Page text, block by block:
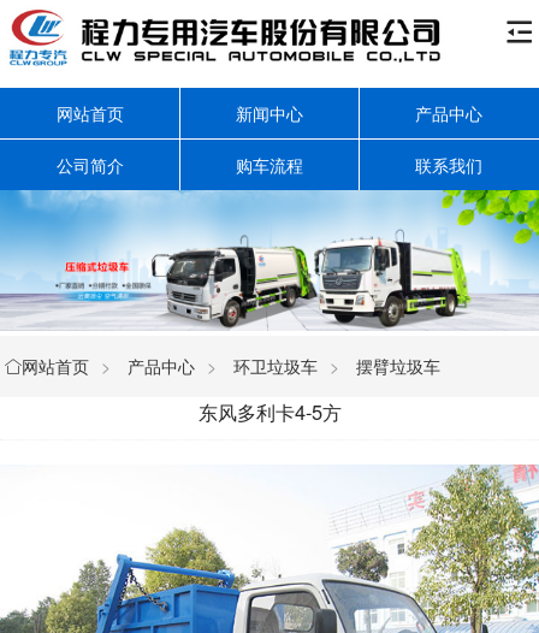

网站首页 新闻中心 产品中心
公司简介 购车流程 联系我们
网站首页 > 产品中心 > 环卫垃圾车 > 摆臂垃圾车
东风多利卡4-5方